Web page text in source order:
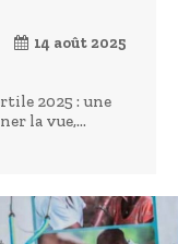
14 août 2025
2025 : une
la vue,...